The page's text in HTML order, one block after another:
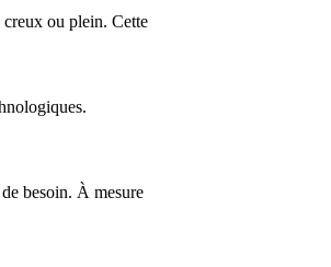
ou plein. Cette
besoin. À mesure